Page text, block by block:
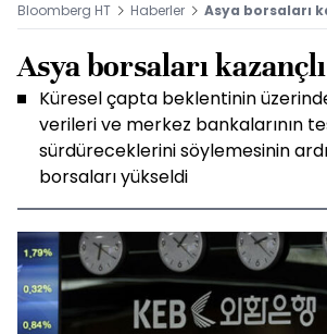
Bloomberg HT Haberler Asya borsaları
Asya borsaları kazançlı
Küresel çapta beklentinin
verileri ve merkez bankalarının
sürdüreceklerini söylemesinin
borsaları yükseldi